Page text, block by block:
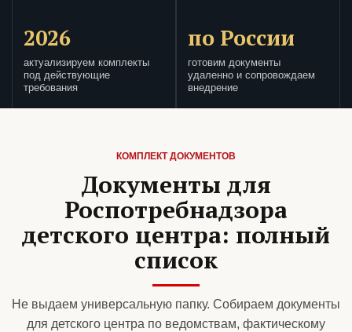
2026
актуализируем комплекты
под действующие
требования
по России
готовим документы
удаленно и сопровождаем
внедрение
КОМПЛЕКТ ДОКУМЕНТОВ
Документы для
Роспотребнадзора
детского центра: полный
список
Не выдаем универсальную папку. Собираем документы
для детского центра по ведомствам, фактическому